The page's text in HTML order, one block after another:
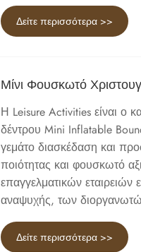
Δείτε περισσότερα >>
Μίνι Φουσκωτό
Η Leisure Activities είναι ο
δέντρου Mini Inflatable
γεμάτο διασκέδαση και
ποιότητας και φουσκωτό
επαγγελματικών
αναψυχής, των
Δείτε περισσότερα >>